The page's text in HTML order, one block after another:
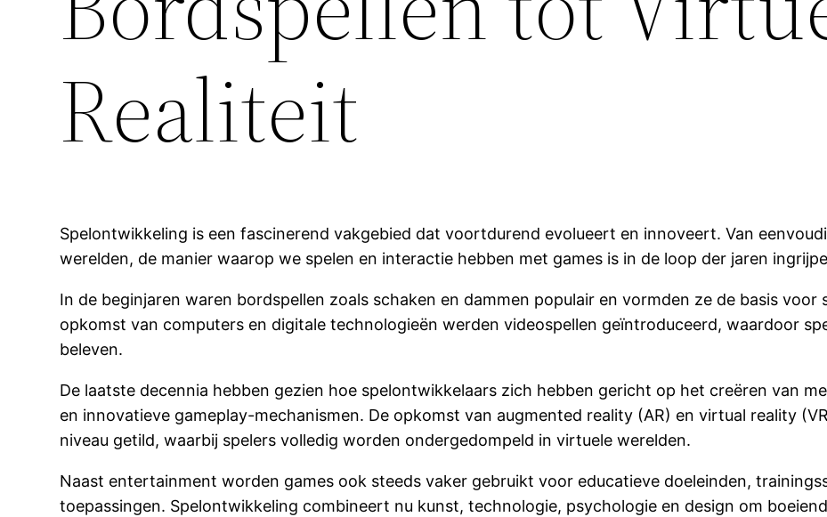
Realiteit
Spelontwikkeling is een fascinerend vakgebied dat voortdurend evolueert en innoveert. Van
werelden, de manier waarop we spelen en interactie hebben met games is in de loop der jaren
In de beginjaren waren bordspellen zoals schaken en dammen populair en vormden ze de basis
opkomst van computers en digitale technologieën werden videospellen geïntroduceerd, waardoor
beleven.
De laatste decennia hebben gezien hoe spelontwikkelaars zich hebben gericht op het creëren van
en innovatieve gameplay-mechanismen. De opkomst van augmented reality (AR) en virtual reality
niveau getild, waarbij spelers volledig worden ondergedompeld in virtuele werelden.
Naast entertainment worden games ook steeds vaker gebruikt voor educatieve doeleinden,
toepassingen. Spelontwikkeling combineert nu kunst, technologie, psychologie en design om